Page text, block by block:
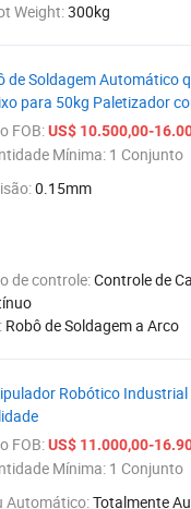
Weight:300kg
de Soldagem Automático
para 50kg Paletizador
FOB:US$ 10.500,00-
Mínima: 1 Conjunto
0.15mm
de controle:Controle de
Robô de Soldagem a Arco
Robótico
FOB:US$ 11.000,00-
Mínima: 1 Conjunto
Automático:Totalmente